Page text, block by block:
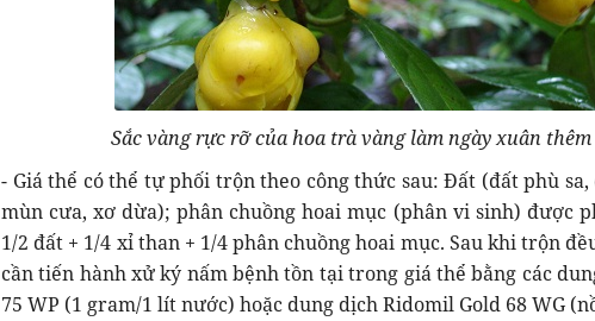
Sắc vàng rực rỡ của hoa trà vàng làm ngày xuân thêm
- Giá thể có thể tự phối trộn theo công thức sau: Đất (đất phù
mùn cưa, xơ dừa); phân chuồng hoai mục (phân vi sinh) được
1/2 đất + 1/4 xỉ than + 1/4 phân chuồng hoai mục. Sau khi trộn
cần tiến hành xử ký nấm bệnh tồn tại trong giá thể bằng các
75 WP (1 gram/1 lít nước) hoặc dung dịch Ridomil Gold 68 WG